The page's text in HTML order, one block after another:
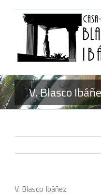
contenido
V. Blasco
V. Blasco Ibáñez